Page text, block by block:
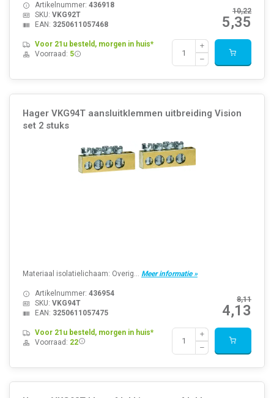
10,22
5,35
Artikelnummer: 436918
SKU: VKG92T
EAN: 3250611057468
Voor 21u besteld, morgen in huis*
Voorraad: 5
Hager VKG94T aansluitklemmen uitbreiding Vision
set 2 stuks
Materiaal isolatielichaam: Overig... Meer informatie »
8,11
4,13
Artikelnummer: 436954
SKU: VKG94T
EAN: 3250611057475
Voor 21u besteld, morgen in huis*
Voorraad: 22